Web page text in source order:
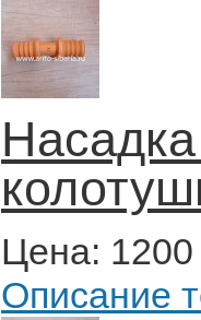
Цена:
Описание